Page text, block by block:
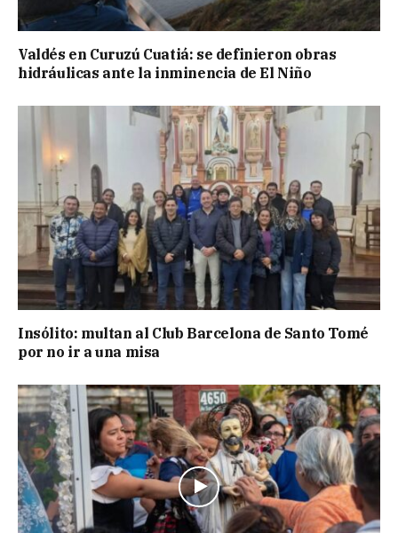
Valdés en Curuzú Cuatiá: se definieron obras
hidráulicas ante la inminencia de El Niño
Insólito: multan al Club Barcelona de Santo Tomé
por no ir a una misa